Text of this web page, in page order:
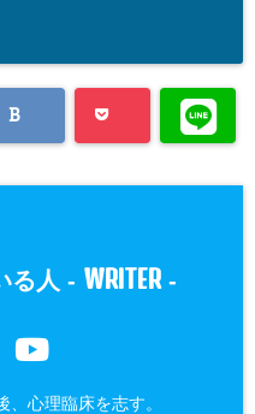
る人 - WRITER-
、心理臨床を志す。